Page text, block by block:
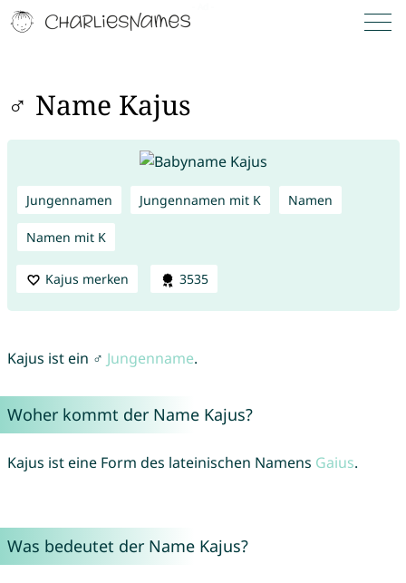
♂ Name Kajus
Jungennamen Jungennamen mit K Namen
Namen mit K
Kajus merken 3535
Kajus ist ein ♂ Jungenname.
Woher kommt der Name Kajus?
Kajus ist eine Form des lateinischen Namens Gaius.
Was bedeutet der Name Kajus?